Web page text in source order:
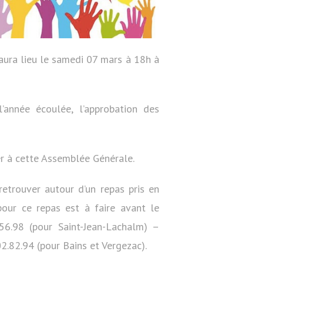
lieu le samedi 07 mars à 18h à
écoulée, l’approbation des
à cette Assemblée Générale.
autour d’un repas pris en
ce repas est à faire avant le
(pour Saint-Jean-Lachalm) –
(pour Bains et Vergezac).